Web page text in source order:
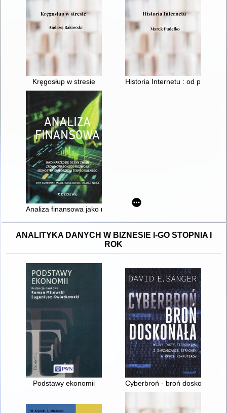
Kręgosłup w stresie Historia Internetu : od
Analiza finansowa jako narzędzie oceny zmian
ANALITYKA DANYCH W BIZNESIE I-GO STOPNIA I
ROK
Podstawy ekonomii Cyberbroń - broń doskonała :